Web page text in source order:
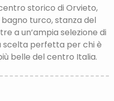
storico di Orvieto,
turco, stanza del
a un’ampia selezione di
scelta perfetta per chi è
belle del centro Italia.